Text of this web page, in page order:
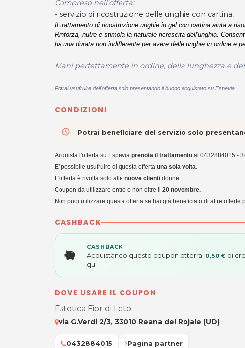
Compreso nell'offerta:
- servizio di ricostruzione delle unghie con cartina.
Il trattamento di ricostruzione unghie in gel con cartina aiuta a
Rinforza, nutre e stimola la naturale ricrescita dell'unghia.
ha una durata non indifferente per avere delle unghie in ordine e
Mani perfettamente in ordine, della lunghezza e
Potrai usufruire dell'offerta solo presentando il buono acquistato su Espevia.
CONDIZIONI
access_time Potrai beneficiare del servizio solo
Acquista l'offerta su Espevia prenota il trattamento al 0432884015 -
E' possibile usufruire di questa offerta una sola volta.
L'offerta è rivolta solo alle nuove clienti donne.
Coupon da utilizzare entro e non oltre il 20 novembre.
Non puoi utilizzare questa offerta se hai già beneficiato di altre offerte
CASHBACK
CASHBACK
Acquistando questo coupon otterrai 0,50 € di
qui
DOVE USARE IL COUPON
Estetica Fior di Loto
via G.Verdi 2/3, 33010 Reana del Rojale (UD)
0432884015 Pagina partner